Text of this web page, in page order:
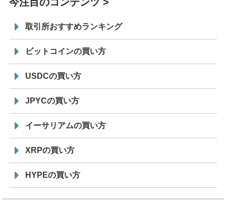
取引所おすすめランキング
ビットコインの買い方
USDCの買い方
JPYCの買い方
イーサリアムの買い方
XRPの買い方
HYPEの買い方